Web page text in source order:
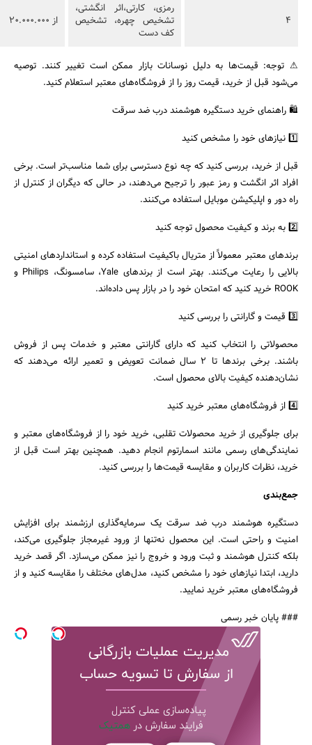
4
رمزی، کارتی،اثر انگشتی،
تشخیص چهره، تشخیص
کف دست
از 20.000.000
⚠ توجه: قیمت‌ها به دلیل نوسانات بازار ممکن است تغییر کنند. توصیه
می‌شود قبل از خرید، قیمت روز را از فروشگاه‌های معتبر استعلام کنید.
🛍 راهنمای خرید دستگیره هوشمند درب ضد سرقت
1️⃣ نیازهای خود را مشخص کنید
قبل از خرید، بررسی کنید که چه نوع دسترسی برای شما مناسب‌تر است. برخی
افراد اثر انگشت و رمز عبور را ترجیح می‌دهند، در حالی که دیگران از کنترل از
راه دور و اپلیکیشن موبایل استفاده می‌کنند.
2️⃣ به برند و کیفیت محصول توجه کنید
برندهای معتبر معمولاً از متریال باکیفیت استفاده کرده و استانداردهای امنیتی
بالایی را رعایت می‌کنند. بهتر است از برندهای Yale، سامسونگ، Philips و
ROOK خرید کنید که امتحان خود را در بازار پس داده‌اند.
3️⃣ قیمت و گارانتی را بررسی کنید
محصولاتی را انتخاب کنید که دارای گارانتی معتبر و خدمات پس از فروش
باشند. برخی برندها تا ۲ سال ضمانت تعویض و تعمیر ارائه می‌دهند که
نشان‌دهنده کیفیت بالای محصول است.
4️⃣ از فروشگاه‌های معتبر خرید کنید
برای جلوگیری از خرید محصولات تقلبی، خرید خود را از فروشگاه‌های معتبر و
نمایندگی‌های رسمی مانند اسمارتوم انجام دهید. همچنین بهتر است قبل از
خرید، نظرات کاربران و مقایسه قیمت‌ها را بررسی کنید.
جمع‌بندی
دستگیره هوشمند درب ضد سرقت یک سرمایه‌گذاری ارزشمند برای افزایش
امنیت و راحتی است. این محصول نه‌تنها از ورود غیرمجاز جلوگیری می‌کند،
بلکه کنترل هوشمند و ثبت ورود و خروج را نیز ممکن می‌سازد. اگر قصد خرید
دارید، ابتدا نیازهای خود را مشخص کنید، مدل‌های مختلف را مقایسه کنید و از
فروشگاه‌های معتبر خرید نمایید.
### پایان خبر رسمی